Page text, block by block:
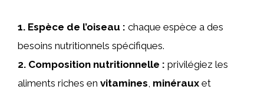
1. Espèce de l’oiseau : chaque espèce a des
besoins nutritionnels spécifiques.
2. Composition nutritionnelle : privilégiez les
aliments riches en vitamines, minéraux et